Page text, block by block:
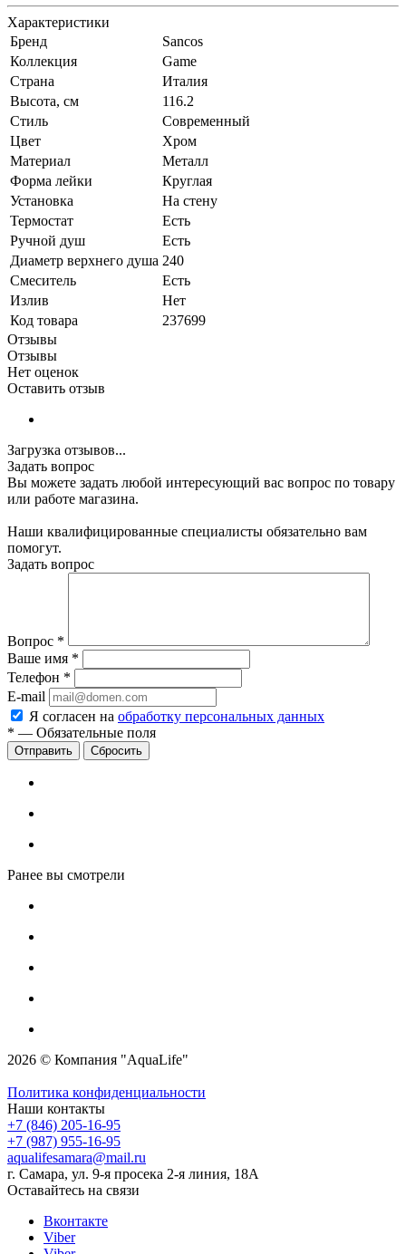
Характеристики
Бренд
Sancos
Коллекция
Game
Страна
Италия
Высота, см
116.2
Стиль
Современный
Цвет
Хром
Материал
Металл
Форма лейки
Круглая
Установка
На стену
Термостат
Есть
Ручной душ
Есть
Диаметр верхнего душа 240
Смеситель
Есть
Излив
Нет
Код товара
237699
Отзывы
Отзывы
Нет оценок
Оставить отзыв
Загрузка отзывов...
Задать вопрос
Вы можете задать любой интересующий вас вопрос по товару
или работе магазина.
Наши квалифицированные специалисты обязательно вам
помогут.
Задать вопрос
Вопрос *
Ваше имя *
Телефон *
E-mail
Я согласен на обработку персональных данных
* — Обязательные поля
Сбросить
Ранее вы смотрели
2026 © Компания "AquaLife"
Политика конфиденциальности
Наши контакты
+7 (846) 205-16-95
+7 (987) 955-16-95
aqualifesamara@mail.ru
г. Самара, ул. 9-я просека 2-я линия, 18А
Оставайтесь на связи
Вконтакте
Viber